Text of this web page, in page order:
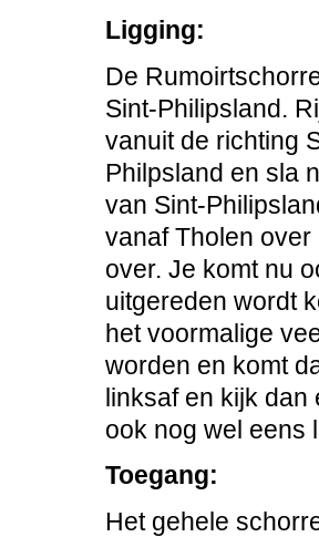
Ligging:
De
Sint-Philipsland.
vanuit de richting
Philpsland en sla
van Sint-
vanaf Tholen
over. Je komt nu
uitgereden wordt
het voormalige
worden en komt
linksaf en kijk dan
ook nog wel eens
Toegang:
Het gehele